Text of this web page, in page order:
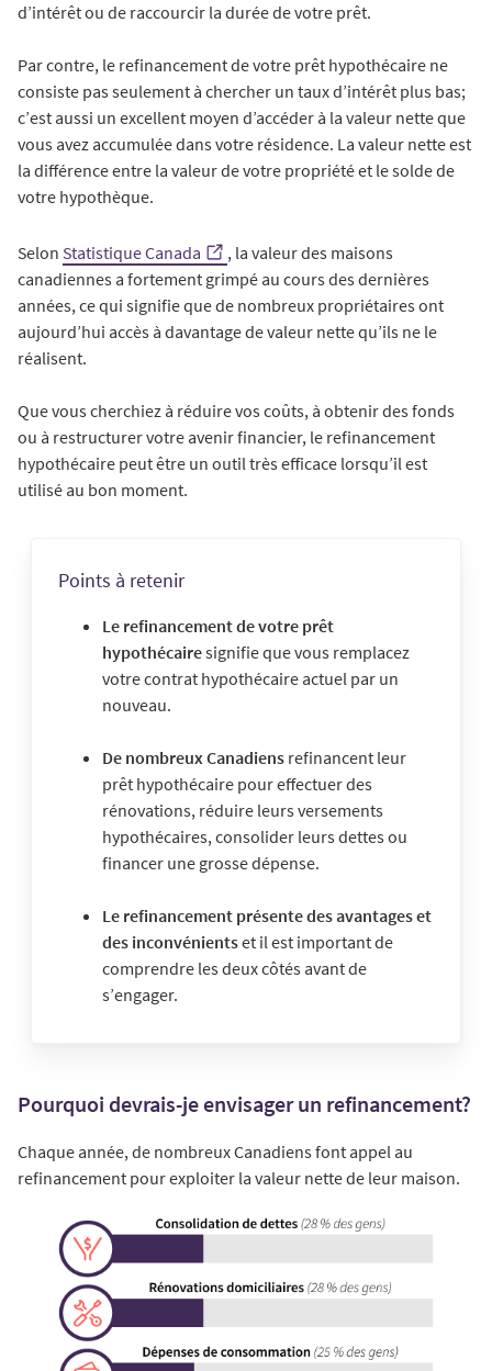
d’intérêt ou de raccourcir la durée de votre prêt.
Par contre, le refinancement de votre prêt hypothécaire ne
consiste pas seulement à chercher un taux d’intérêt plus bas;
c’est aussi un excellent moyen d’accéder à la valeur nette que
vous avez accumulée dans votre résidence. La valeur nette est
la différence entre la valeur de votre propriété et le solde de
votre hypothèque.
Selon Statistique Canada
, la valeur des maisons
canadiennes a fortement grimpé au cours des dernières
années, ce qui signifie que de nombreux propriétaires ont
aujourd’hui accès à davantage de valeur nette qu’ils ne le
réalisent.
Que vous cherchiez à réduire vos coûts, à obtenir des fonds
ou à restructurer votre avenir financier, le refinancement
hypothécaire peut être un outil très efficace lorsqu’il est
utilisé au bon moment.
Points à retenir
Le refinancement de votre prêt
hypothécairesignifie que vous remplacez
votre contrat hypothécaire actuel par un
nouveau.
De nombreux Canadiens refinancent leur
prêt hypothécaire pour effectuer des
rénovations, réduire leurs versements
hypothécaires, consolider leurs dettes ou
financer une grosse dépense.
Le refinancement présente des avantages et
des inconvénientset il est important de
comprendre les deux côtés avant de
s’engager.
Pourquoi devrais-je envisager un refinancement?
Chaque année, de nombreux Canadiens font appel au
refinancement pour exploiter la valeur nette de leur maison.